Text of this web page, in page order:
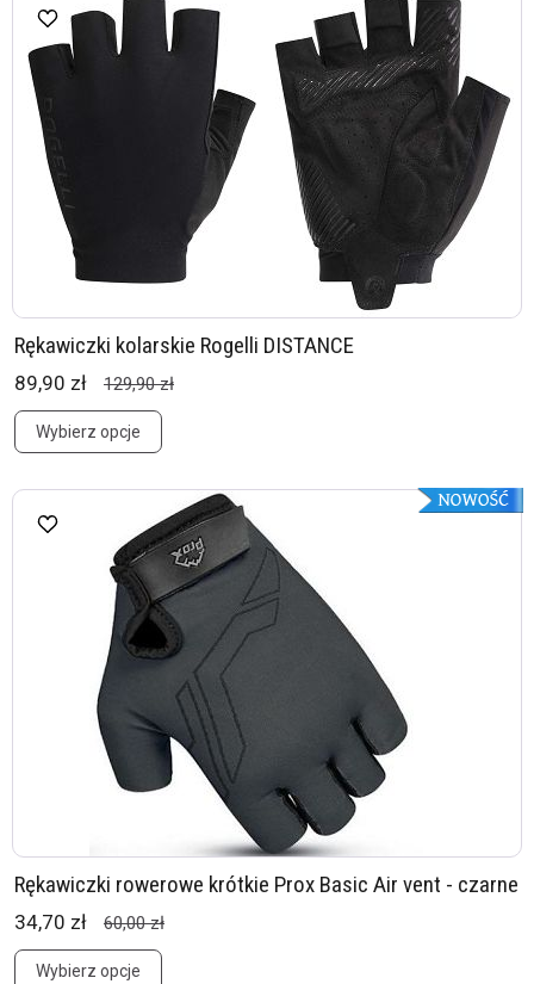
Rękawiczki kolarskie Rogelli DISTANCE
89,90 zł 129,90 zł
Wybierz opcje
Rękawiczki rowerowe krótkie Prox Basic Air vent - czarne
34,70 zł 60,00 zł
Wybierz opcje